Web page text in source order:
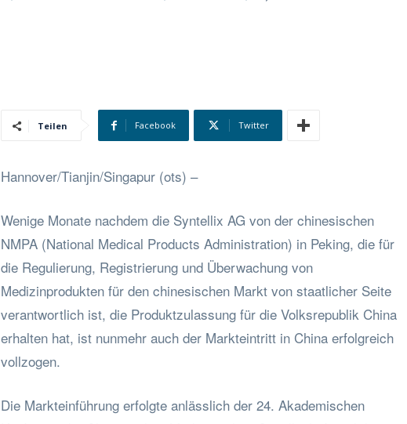
Teilen Facebook Twitter
Hannover/Tianjin/Singapur (ots) –
Wenige Monate nachdem die Syntellix AG von der chinesischen
NMPA (National Medical Products Administration) in Peking, die für
die Regulierung, Registrierung und Überwachung von
Medizinprodukten für den chinesischen Markt von staatlicher Seite
verantwortlich ist, die Produktzulassung für die Volksrepublik China
erhalten hat, ist nunmehr auch der Markteintritt in China erfolgreich
vollzogen.
Die Markteinführung erfolgte anlässlich der 24. Akademischen